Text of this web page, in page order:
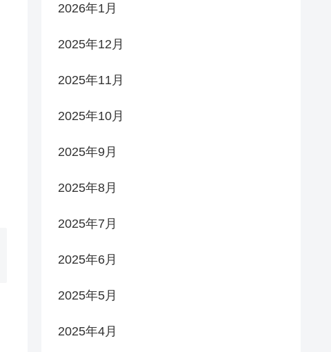
2026年1月
2025年12月
2025年11月
2025年10月
2025年9月
2025年8月
2025年7月
2025年6月
2025年5月
2025年4月